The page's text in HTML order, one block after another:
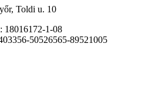
Toldi u. 10
18016172-1-08
50526565-89521005